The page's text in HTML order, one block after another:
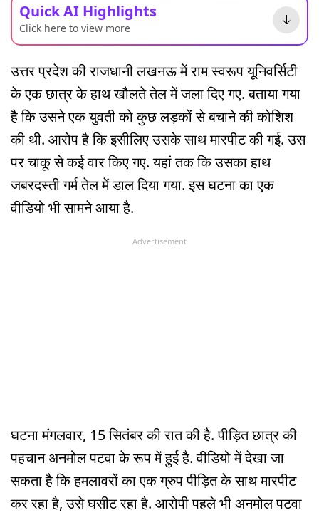
Quick AI Highlights
Click here to view more
उत्तर प्रदेश की राजधानी लखनऊ में राम स्वरूप यूनिवर्सिटी
के एक छात्र के हाथ खौलते तेल में जला दिए गए. बताया गया
है कि उसने एक युवती को कुछ लड़कों से बचाने की कोशिश
की थी. आरोप है कि इसीलिए उसके साथ मारपीट की गई. उस
पर चाकू से कई वार किए गए. यहां तक कि उसका हाथ
जबरदस्ती गर्म तेल में डाल दिया गया. इस घटना का एक
वीडियो भी सामने आया है.
Advertisement
घटना मंगलवार, 15 सितंबर की रात की है. पीड़ित छात्र की
पहचान अनमोल पटवा के रूप में हुई है. वीडियो में देखा जा
सकता है कि हमलावरों का एक ग्रुप पीड़ित के साथ मारपीट
कर रहा है, उसे घसीट रहा है. आरोपी पहले भी अनमोल पटवा